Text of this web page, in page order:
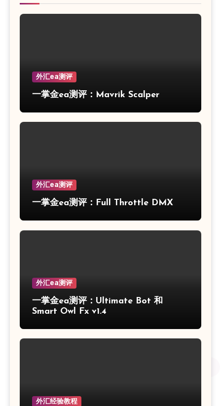
外汇ea测评
一掌金ea测评：Mavrik Scalper
外汇ea测评
一掌金ea测评：Full Throttle DMX
外汇ea测评
一掌金ea测评：Ultimate Bot 和
Smart Owl Fx v1.4
外汇经验教程